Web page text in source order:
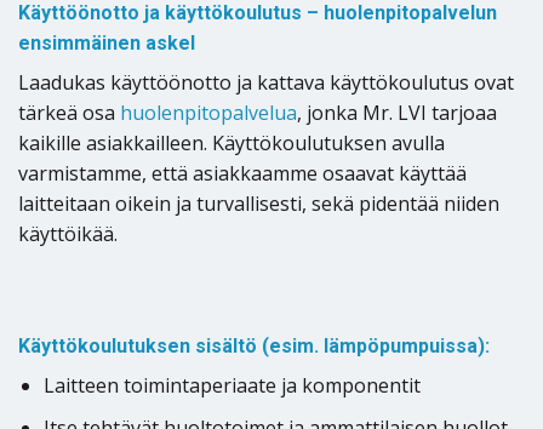
Käyttöönotto ja käyttökoulutus – huolenpitopalvelun
ensimmäinen askel
Laadukas käyttöönotto ja kattava käyttökoulutus ovat
tärkeä osa huolenpitopalvelua, jonka Mr. LVI tarjoaa
kaikille asiakkailleen. Käyttökoulutuksen avulla
varmistamme, että asiakkaamme osaavat käyttää
laitteitaan oikein ja turvallisesti, sekä pidentää niiden
käyttöikää.
Käyttökoulutuksen sisältö (esim. lämpöpumpuissa):
Laitteen toimintaperiaate ja komponentit